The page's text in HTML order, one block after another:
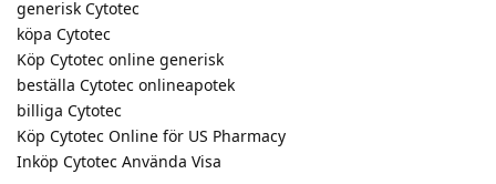
generisk Cytotec
köpa Cytotec
Köp Cytotec online generisk
beställa Cytotec onlineapotek
billiga Cytotec
Köp Cytotec Online för US Pharmacy
Inköp Cytotec Använda Visa